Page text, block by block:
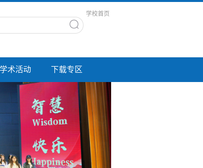
学校首页
学术活动 下载专区